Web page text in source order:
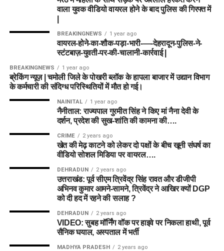
वाला युवक वीडियो वायरल होने के बाद पुलिस की गिरफ्त में
BREAKINGNEWS 1 year ago
वायरल-होने-का-शौक-पड़ा-भारी-—-देहरादून-पुलिस-ने-
स्टंटबाज़-युवती-पर-की-चालानी-कार्रवाई |
BREAKINGNEWS 1 year ago
ब्रेकिंग न्यूज़ | चमोली जिले के पोखरी ब्लॉक के हापला बाजार में उद्यान विभाग
के कर्मचारी की संदिग्ध परिस्थितियों में मौत हो गई।
NAINITAL 1 year ago
नैनीताल: राज्यपाल गुरमीत सिंह ने किए मां नैना देवी के
दर्शन, प्रदेश की सुख-शांति की कामना की….
CRIME 2 years ago
खेत की मेढ़ काटने को लेकर दो पक्षों के बीच खूनी संघर्ष का
वीडियो सोशल मिडिया पर वायरल….
DEHRADUN 2 years ago
उत्तराखंड: पूर्व सीएम त्रिवेंद्र सिंह रावत और डीजीपी
अभिनव कुमार आमने-सामने, त्रिवेंद्र ने आखिर क्यों DGP
को दी हद में रहने की सलाह ?
DEHRADUN 2 years ago
VIDEO: सुबह मॉर्निंग वॉक पर हाइवे पर निकला हाथी, पूर्व
सैनिक घयाल, अस्पताल में भर्ती
MADHYA PRADESH 2 years ago